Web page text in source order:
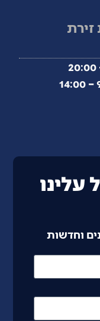
עלינו
וחדשות